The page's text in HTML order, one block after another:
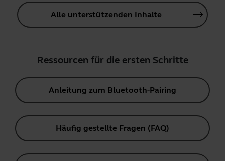
Alle unterstützenden Inhalte
Ressourcen für die ersten Schritte
Anleitung zum Bluetooth-Pairing
Häufig gestellte Fragen (FAQ)